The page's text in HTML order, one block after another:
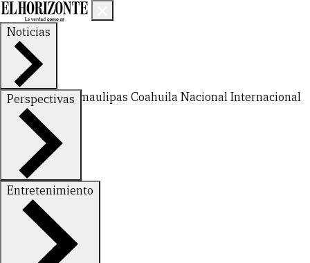
Noticias
Nuevo LeónTamaulipas Coahuila NacionalInternacional
Perspectivas
FinanzasOpinión
Entretenimiento